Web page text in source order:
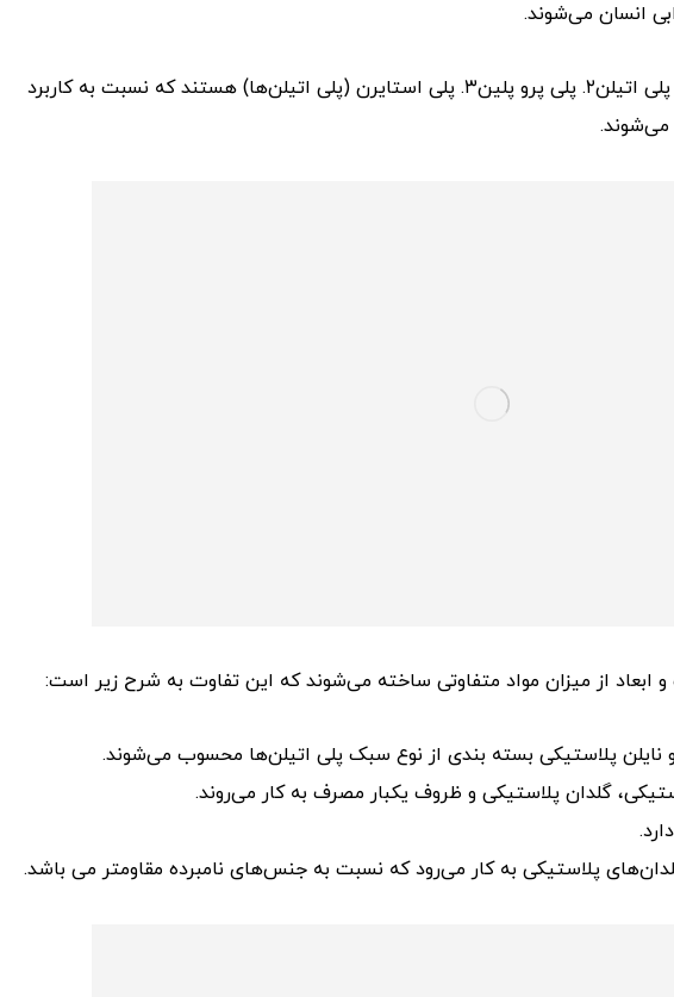
انسان می‌شوند.
گلدان‌ها از لحاظ جنس در سه دسته‌ی ۱.‌ پلی اتیلن۲. پلی پرو پلین۳. پلی استایرن (پلی اتیلن‌ها) هستند که نسبت به کاربرد
ابعاد از میزان مواد متفاوتی ساخته می‌شوند که این تفاوت به شرح زیر است:
نایلن پلاستیکی بسته بندی از نوع سبک پلی اتیلن‌ها محسوب می‌شوند.
گلدان پلاستیکی و ظروف یکبار مصرف به کار می‌روند.
پلاستیکی به کار می‌رود که نسبت به جنس‌های نامبرده مقاومتر می باشد.